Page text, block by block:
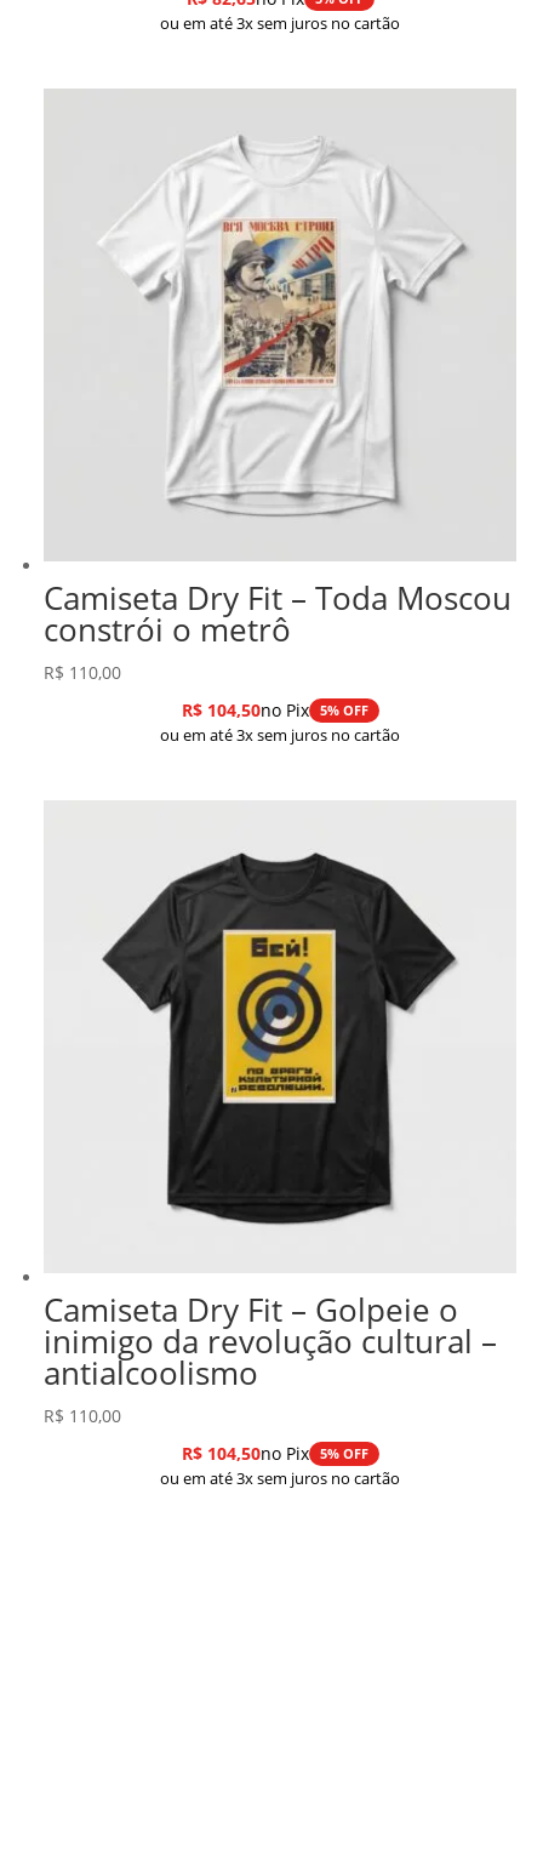
ou em até 3x sem juros no cartão
Camiseta Dry Fit – Toda Moscou
constrói o metrô
R$ 110,00
R$104,50no Pix 5% OFF
ou em até 3x sem juros no cartão
Camiseta Dry Fit – Golpeie o
inimigo da revolução cultural –
antialcoolismo
R$ 110,00
R$104,50no Pix 5% OFF
ou em até 3x sem juros no cartão